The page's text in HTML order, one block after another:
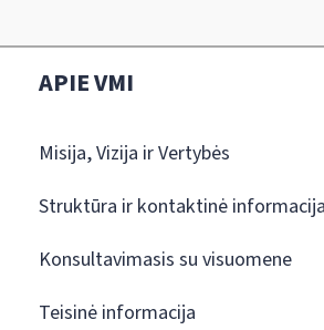
APIE VMI
Misija, Vizija ir Vertybės
Struktūra ir kontaktinė informacija
Konsultavimasis su visuomene
Teisinė informacija